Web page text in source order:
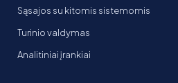
Sąsajos su kitomis sistemomis
Turinio valdymas
Analitiniai įrankiai